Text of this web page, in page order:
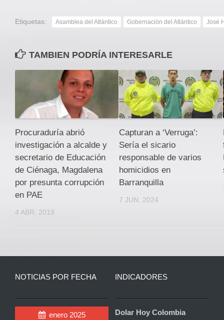
Etiquetas: Asamblea del Atlántico Gobernación del Atlántico José
TAMBIEN PODRÍA INTERESARLE
Procuraduría abrió
investigación a alcalde y
secretario de Educación
de Ciénaga, Magdalena
por presunta corrupción
en PAE
4 ABR, 2019
Capturan a ‘Verruga’:
Sería el sicario
responsable de varios
homicidios en
Barranquilla
7 JUN, 2024
NOTICIAS POR FECHA
enero 2025
INDICADORES
Dolar Hoy Colombia